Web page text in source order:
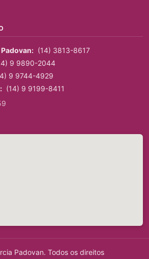
(14) 3813-8617
9 9890-2044
9 9744-4929
(14) 9 9199-8411
Padovan. Todos os direitos